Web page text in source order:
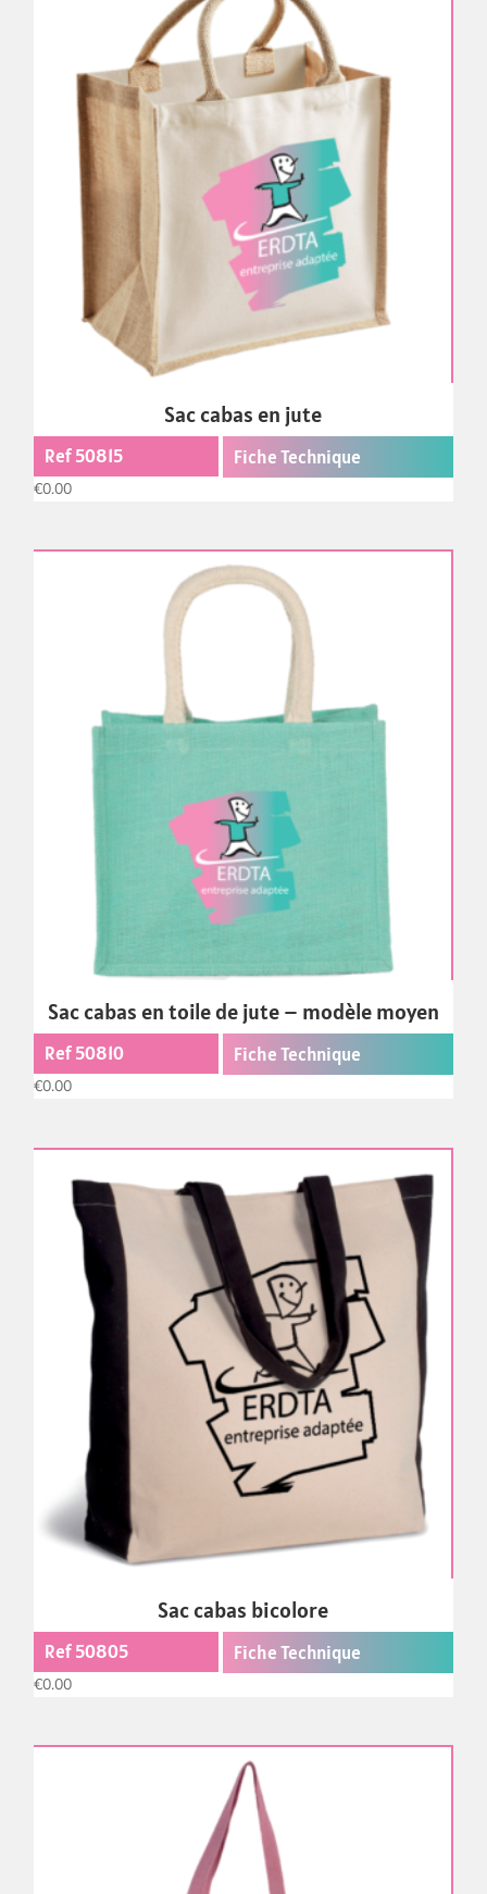
Sac cabas en jute
Ref 50815 Fiche Technique
€0.00
Sac cabas en toile de jute – modèle moyen
Ref 50810 Fiche Technique
€0.00
Sac cabas bicolore
Ref 50805 Fiche Technique
€0.00